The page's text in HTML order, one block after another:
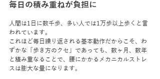
毎日の積み重ねが負担に
人間は1日に数千歩、多い人では1万歩以上歩くと言
われています。
これほど毎日繰り返される基本動作だからこそ、わ
ずかな「歩き方のクセ」であっても、数ヶ月、数年
と積み重なることで、腰にかかるメカニカルストレ
スは膨大な量になります。